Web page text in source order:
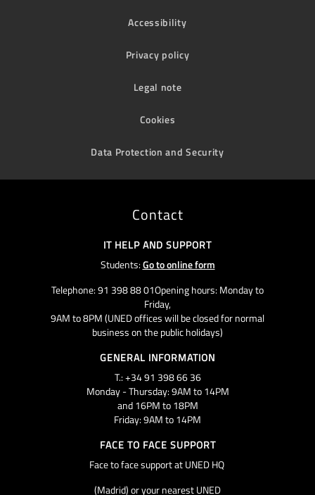
Accessibility
Privacy policy
Legal note
Cookies
Data Protection and Security
Contact
IT HELP AND SUPPORT
Students:Go to online form
Telephone: 91 398 88 01Opening hours: Monday to
Friday,
9AM to 8PM (UNED offices will be closed for normal
business on the public holidays)
GENERAL INFORMATION
T.: +34 91 398 66 36
Monday - Thursday: 9AM to 14PM
and 16PM to 18PM
Friday: 9AM to 14PM
FACE TO FACE SUPPORT
Face to face support at UNED HQ
(Madrid) or your nearest UNED